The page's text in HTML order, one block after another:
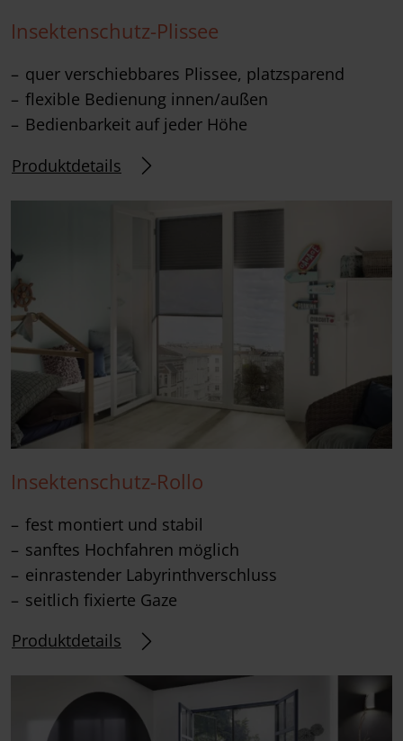
Insektenschutz-Plissee
quer verschiebbares Plissee, platzsparend
flexible Bedienung innen/außen
Bedienbarkeit auf jeder Höhe
Produktdetails
Insektenschutz-Rollo
fest montiert und stabil
sanftes Hochfahren möglich
einrastender Labyrinthverschluss
seitlich fixierte Gaze
Produktdetails